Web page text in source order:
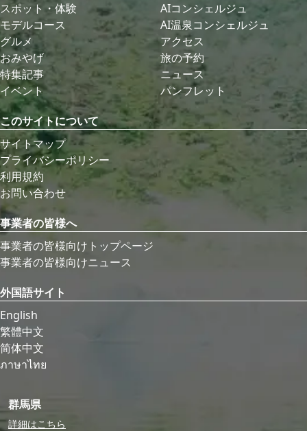
スポット・体験
モデルコース
グルメ
おみやげ
特集記事
イベント
AIコンシェルジュ
AI温泉コンシェルジュ
アクセス
旅の予約
ニュース
パンフレット
このサイトについて
サイトマップ
プライバシーポリシー
利用規約
お問い合わせ
事業者の皆様へ
事業者の皆様向けトップページ
事業者の皆様向けニュース
外国語サイト
English
繁體中文
简体中文
ภาษาไทย
群馬県
詳細はこちら